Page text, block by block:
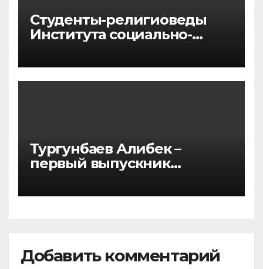
Студенты-религиоведы
Института социально-
прибыли в г. Стамбул для
участия в Международной
Тургунбаев Алибек –
первый выпускник
диплома по направлению
Добавить комментарий